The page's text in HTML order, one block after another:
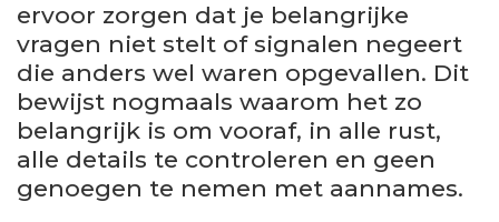
ervoor zorgen dat je belangrijke
vragen niet stelt of signalen negeert
die anders wel waren opgevallen. Dit
bewijst nogmaals waarom het zo
belangrijk is om vooraf, in alle rust,
alle details te controleren en geen
genoegen te nemen met aannames.